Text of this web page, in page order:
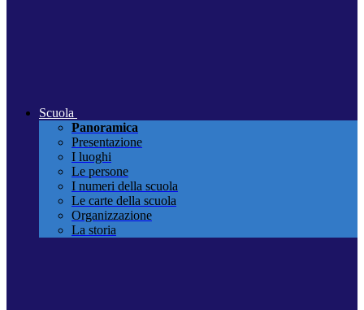
Scuola
Panoramica
Presentazione
I luoghi
Le persone
I numeri della scuola
Le carte della scuola
Organizzazione
La storia